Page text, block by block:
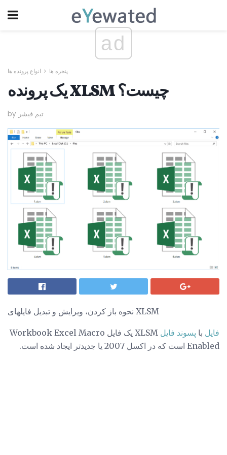
ad
پنجره ها انواع پرونده ها
یک پرونده XLSM چیست؟
by تیم فیشر
نحوه باز کردن، ویرایش و تبدیل فایلهای XLSM
فایل با پسوند فایل
XLSM یک فایل Workbook Excel Macro
Enabled است که در اکسل 2007 یا جدیدتر ایجاد شده است.